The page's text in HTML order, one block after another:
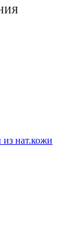
нат.кожи